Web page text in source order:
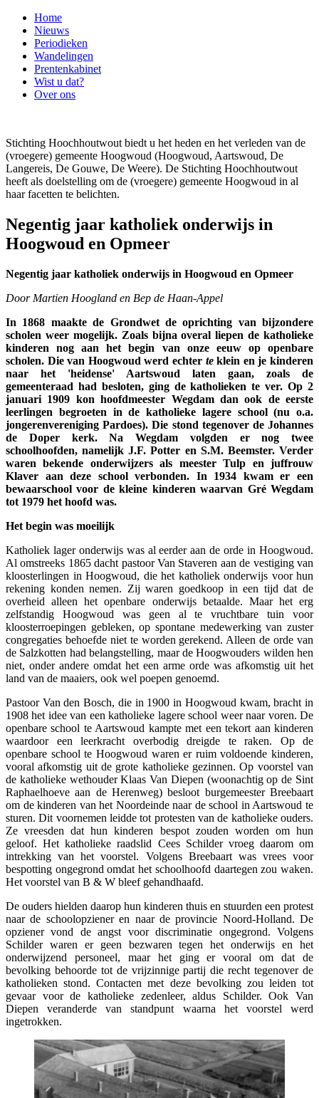
Home
Nieuws
Periodieken
Wandelingen
Prentenkabinet
Wist u dat?
Over ons
Stichting Hoochhoutwout biedt u het heden en het verleden van de
(vroegere) gemeente Hoogwoud (Hoogwoud, Aartswoud, De
Langereis, De Gouwe, De Weere). De Stichting Hoochhoutwout
heeft als doelstelling om de (vroegere) gemeente Hoogwoud in al
haar facetten te belichten.
Negentig jaar katholiek onderwijs in
Hoogwoud en Opmeer
Negentig jaar katholiek onderwijs in Hoogwoud en Opmeer
Door Martien Hoogland en Bep de Haan-Appel
In 1868 maakte de Grondwet de oprichting van bijzondere
scholen weer mogelijk. Zoals bijna overal liepen de katholieke
kinderen nog aan het begin van onze eeuw op openbare
scholen. Die van Hoogwoud werd echter teklein en je kinderen
naar het 'heidense' Aartswoud laten gaan, zoals de
gemeenteraad had besloten, ging de katholieken te ver. Op 2
januari 1909 kon hoofdmeester Wegdam dan ook de eerste
leerlingen begroeten in de katholieke lagere school (nu o.a.
jongerenvereniging Pardoes). Die stond tegenover de Johannes
de Doper kerk. Na Wegdam volgden er nog twee
schoolhoofden, namelijk J.F. Potter en S.M. Beemster. Verder
waren bekende onderwijzers als meester Tulp en juffrouw
Klaver aan deze school verbonden. In 1934 kwam er een
bewaarschool voor de kleine kinderen waarvan Gré Wegdam
tot 1979 het hoofd was.
Het begin was moeilijk
Katholiek lager onderwijs was al eerder aan de orde in Hoogwoud.
Al omstreeks 1865 dacht pastoor Van Staveren aan de vestiging van
kloosterlingen in Hoogwoud, die het katholiek onderwijs voor hun
rekening konden nemen. Zij waren goedkoop in een tijd dat de
overheid alleen het openbare onderwijs betaalde. Maar het erg
zelfstandig Hoogwoud was geen al te vruchtbare tuin voor
kloosterroepingen gebleken, op spontane medewerking van zuster
congregaties behoefde niet te worden gerekend. Alleen de orde van
de Salzkotten had belangstelling, maar de Hoogwouders wilden hen
niet, onder andere omdat het een arme orde was afkomstig uit het
land van de maaiers, ook wel poepen genoemd.
Pastoor Van den Bosch, die in 1900 in Hoogwoud kwam, bracht in
1908 het idee van een katholieke lagere school weer naar voren. De
openbare school te Aartswoud kampte met een tekort aan kinderen
waardoor een leerkracht overbodig dreigde te raken. Op de
openbare school te Hoogwoud waren er ruim voldoende kinderen,
vooral afkomstig uit de grote katholieke gezinnen. Op voorstel van
de katholieke wethouder Klaas Van Diepen (woonachtig op de Sint
Raphaelhoeve aan de Herenweg) besloot burgemeester Breebaart
om de kinderen van het Noordeinde naar de school in Aartswoud te
sturen. Dit voornemen leidde tot protesten van de katholieke ouders.
Ze vreesden dat hun kinderen bespot zouden worden om hun
geloof. Het katholieke raadslid Cees Schilder vroeg daarom om
intrekking van het voorstel. Volgens Breebaart was vrees voor
bespotting ongegrond omdat het schoolhoofd daartegen zou waken.
Het voorstel van B & W bleef gehandhaafd.
De ouders hielden daarop hun kinderen thuis en stuurden een protest
naar de schoolopziener en naar de provincie Noord-Holland. De
opziener vond de angst voor discriminatie ongegrond. Volgens
Schilder waren er geen bezwaren tegen het onderwijs en het
onderwijzend personeel, maar het ging er vooral om dat de
bevolking behoorde tot de vrijzinnige partij die recht tegenover de
katholieken stond. Contacten met deze bevolking zou leiden tot
gevaar voor de katholieke zedenleer, aldus Schilder. Ook Van
Diepen veranderde van standpunt waarna het voorstel werd
ingetrokken.